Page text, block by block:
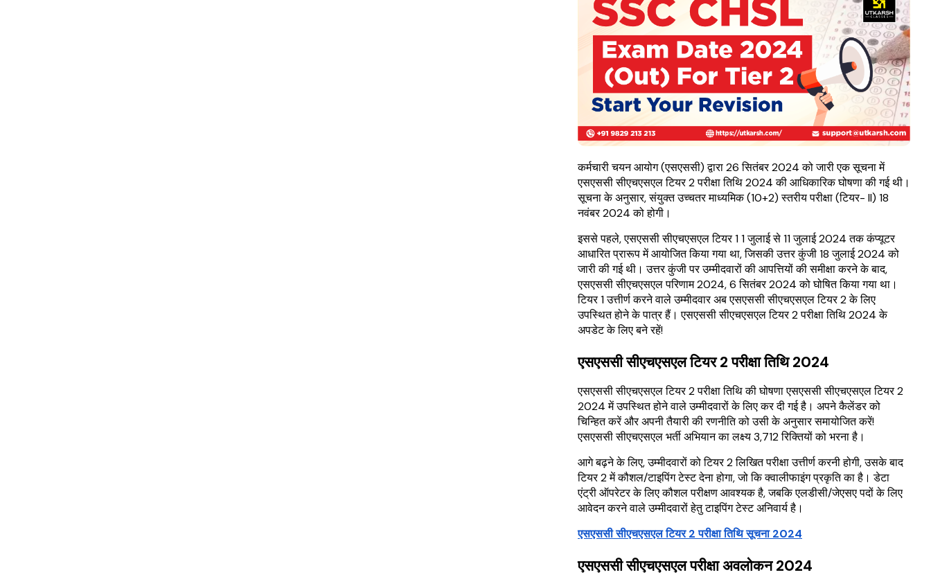
कर्मचारी चयन आयोग (एसएससी) द्वारा 26 सितंबर 2024 को जारी एक सूचना में
एसएससी सीएचएसएल टियर 2 परीक्षा तिथि 2024 की आधिकारिक घोषणा की गई थी।
सूचना के अनुसार, संयुक्त उच्चतर माध्यमिक (10+2) स्तरीय परीक्षा (टियर- II) 18
नवंबर 2024 को होगी।
इससे पहले, एसएससी सीएचएसएल टियर 1 1 जुलाई से 11 जुलाई 2024 तक कंप्यूटर
आधारित प्रारूप में आयोजित किया गया था, जिसकी उत्तर कुंजी 18 जुलाई 2024 को
जारी की गई थी। उत्तर कुंजी पर उम्मीदवारों की आपत्तियों की समीक्षा करने के बाद,
एसएससी सीएचएसएल परिणाम 2024, 6 सितंबर 2024 को घोषित किया गया था।
टियर 1 उत्तीर्ण करने वाले उम्मीदवार अब एसएससी सीएचएसएल टियर 2 के लिए
उपस्थित होने के पात्र हैं। एसएससी सीएचएसएल टियर 2 परीक्षा तिथि 2024 के
अपडेट के लिए बने रहें!
एसएससी सीएचएसएल टियर 2 परीक्षा तिथि 2024
एसएससी सीएचएसएल टियर 2 परीक्षा तिथि की घोषणा एसएससी सीएचएसएल टियर 2
2024 में उपस्थित होने वाले उम्मीदवारों के लिए कर दी गई है। अपने कैलेंडर को
चिन्हित करें और अपनी तैयारी की रणनीति को उसी के अनुसार समायोजित करें!
एसएससी सीएचएसएल भर्ती अभियान का लक्ष्य 3,712 रिक्तियों को भरना है।
आगे बढ़ने के लिए, उम्मीदवारों को टियर 2 लिखित परीक्षा उत्तीर्ण करनी होगी, उसके बाद
टियर 2 में कौशल/टाइपिंग टेस्ट देना होगा, जो कि क्वालीफाइंग प्रकृति का है। डेटा
एंट्री ऑपरेटर के लिए कौशल परीक्षण आवश्यक है, जबकि एलडीसी/जेएसए पदों के लिए
आवेदन करने वाले उम्मीदवारों हेतु टाइपिंग टेस्ट अनिवार्य है।
एसएससी सीएचएसएल टियर 2 परीक्षा तिथि सूचना 2024
एसएससी सीएचएसएल परीक्षा अवलोकन 2024